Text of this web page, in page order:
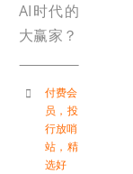
AI时代的
大赢家？
付费会
员 ， 投
行放哨
站 ， 精
选好